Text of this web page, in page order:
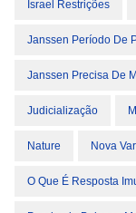
Israel Restrições
Janssen Período De
Janssen Precisa De
Judicialização
Nature Nova
O Que É Resposta